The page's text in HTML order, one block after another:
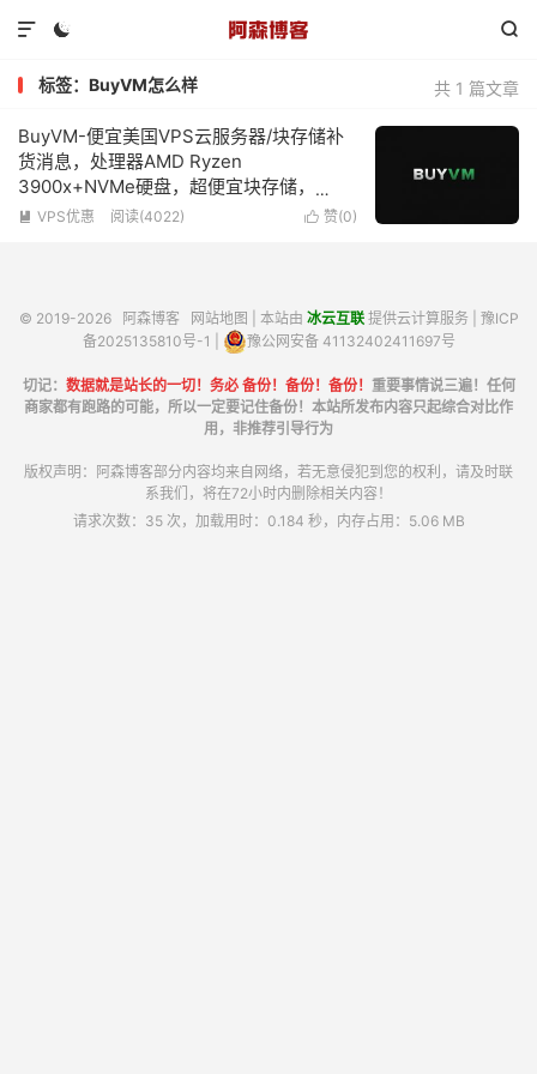
 

共 1 篇文章
标签：BuyVM怎么样
BuyVM-便宜美国VPS云服务器/块存储补
货消息，处理器AMD Ryzen
3900x+NVMe硬盘，超便宜块存储，
1Gbps带宽不限流量低至2美元/月，可免费
 赞(0)
 VPS优惠 阅读(4022)
© 2019-2026 阿森博客 网站地图 | 本站由 冰云互联提供云计算服务 | 豫ICP
备2025135810号-1
豫公网安备 41132402411697号
切记： 数据就是站长的一切！务必 备份！备份！备份！ 重要事情说三遍！任何
商家都有跑路的可能，所以一定要记住备份！本站所发布内容只起综合对比作
用，非推荐引导行为
版权声明：阿森博客部分内容均来自网络，若无意侵犯到您的权利，请及时联
系我们，将在72小时内删除相关内容！
请求次数：35 次，加载用时：0.184 秒，内存占用：5.06 MB